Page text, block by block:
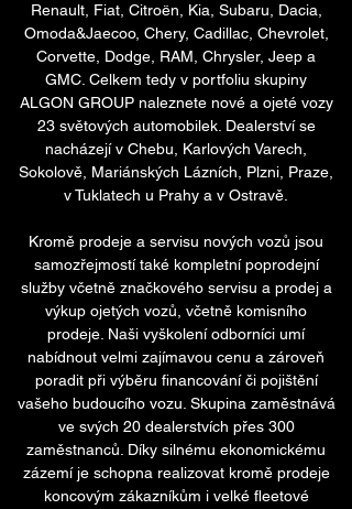
Renault, Fiat, Citroën, Kia, Subaru, Dacia,
Omoda&Jaecoo, Chery, Cadillac, Chevrolet,
Corvette, Dodge, RAM, Chrysler, Jeep a
GMC. Celkem tedy v portfoliu skupiny
ALGON GROUP naleznete nové a ojeté vozy
23 světových automobilek. Dealerství se
nacházejí v Chebu, Karlových Varech,
Sokolově, Mariánských Lázních, Plzni, Praze,
v Tuklatech u Prahy a v Ostravě.
Kromě prodeje a servisu nových vozů jsou
samozřejmostí také kompletní poprodejní
služby včetně značkového servisu a prodej a
výkup ojetých vozů, včetně komisního
prodeje. Naši vyškolení odborníci umí
nabídnout velmi zajímavou cenu a zároveň
poradit při výběru financování či pojištění
vašeho budoucího vozu. Skupina zaměstnává
ve svých 20 dealerstvích přes 300
zaměstnanců. Díky silnému ekonomickému
zázemí je schopna realizovat kromě prodeje
koncovým zákazníkům i velké fleetové